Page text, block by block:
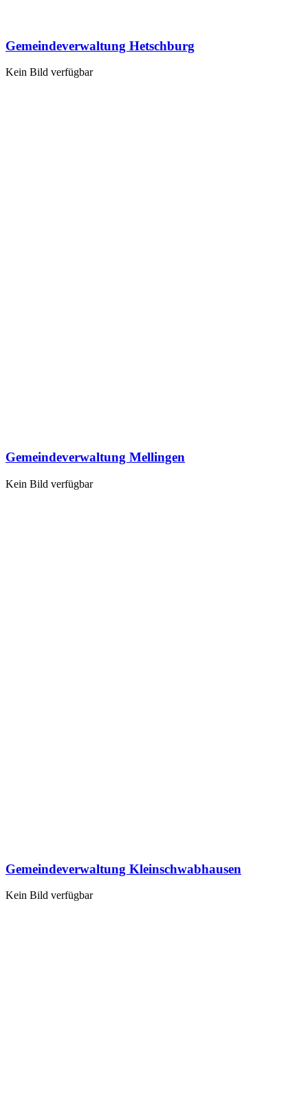
Gemeindeverwaltung Hetschburg
Kein Bild verfügbar
Gemeindeverwaltung Mellingen
Kein Bild verfügbar
Gemeindeverwaltung Kleinschwabhausen
Kein Bild verfügbar